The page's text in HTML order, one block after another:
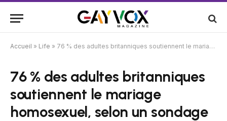
Accueil » Life » 76 % des adultes britanniques soutiennent le mariage homosexuel, selon un sondage
76 % des adultes britanniques
soutiennent le mariage
homosexuel, selon un sondage